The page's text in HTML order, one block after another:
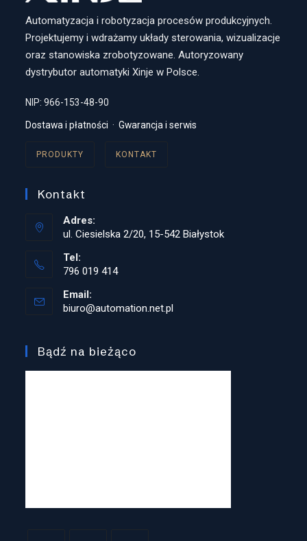
Automatyzacja i robotyzacja procesów produkcyjnych.
Projektujemy i wdrażamy układy sterowania, wizualizacje
oraz stanowiska zrobotyzowane. Autoryzowany
dystrybutor automatyki Xinje w Polsce.
NIP: 966-153-48-90
Dostawa i płatności ·Gwarancja i serwis
PRODUKTY KONTAKT
Kontakt
Adres:
ul. Ciesielska 2/20, 15-542 Białystok
Tel:
796 019 414
in
your
Email:
biuro@automation.net.pl
Bądź na bieżąco